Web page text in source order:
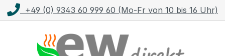
Zum Hauptinhalt springen
+49 (0) 9343 60 999 60 (Mo-Fr von 10 bis 16 Uhr)